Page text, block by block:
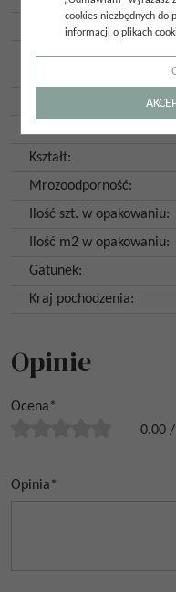
Rodzaj powierzchni
Wykończenie
Kształt:
Mrozoodporność:
Ilość szt. w opakowaniu:
Ilość m2 w opakowaniu:
Gatunek:
Kraj pochodzenia:
Opinie
Ocena*
0.00 /
Opinia*
cookies niezbędnych do
informacji o plikach